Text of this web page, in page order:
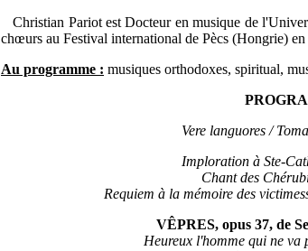
Christian Pariot est Docteur en musique de
chœurs au Festival international de Pècs (Hongrie) en
Au programme : musiques orthodoxes, spiritual,
Vere languores /
Imploration à Ste-
Chant des
Requiem à la mémoire des
VÊPRES, opus 37, de
Heureux l'homme qui ne va